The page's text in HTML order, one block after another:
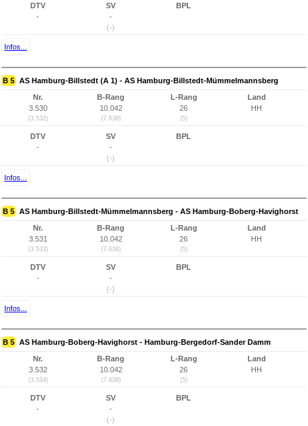
DTV
-
SV
-
(-)
BPL
Infos...
B 5 AS Hamburg-Billstedt (A 1) - AS Hamburg-Billstedt-Mümmelmannsberg
Nr.
3.530
(3.532)
B-Rang
10.042
(7.638)
L-Rang
26
(5)
Land
HH
DTV
-
SV
-
(-)
BPL
Infos...
B 5 AS Hamburg-Billstedt-Mümmelmannsberg - AS Hamburg-Boberg-Havighorst
Nr.
3.531
(3.533)
B-Rang
10.042
(7.638)
L-Rang
26
(5)
Land
HH
DTV
-
SV
-
(-)
BPL
Infos...
B 5 AS Hamburg-Boberg-Havighorst - Hamburg-Bergedorf-Sander Damm
Nr.
3.532
(3.534)
B-Rang
10.042
(7.638)
L-Rang
26
(5)
Land
HH
DTV
-
SV
-
(-)
BPL